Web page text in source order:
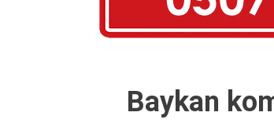
Baykan